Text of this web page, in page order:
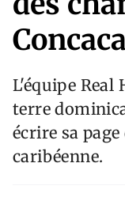
L'équipe Real
terre
écrire sa
caribéenne.